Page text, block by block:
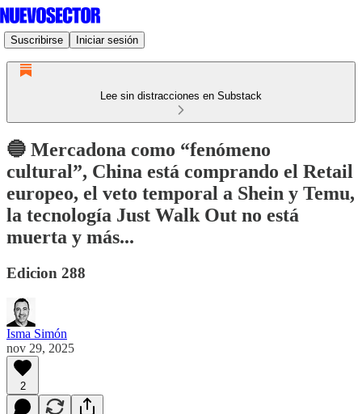
Suscribirse Iniciar sesión
Lee sin distracciones en Substack
🔵 Mercadona como “fenómeno
cultural”, China está comprando el Retail
europeo, el veto temporal a Shein y Temu,
la tecnología Just Walk Out no está
muerta y más...
Edicion 288
Isma Simón
nov 29, 2025
2